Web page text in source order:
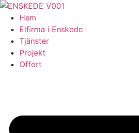
Skip
content
Hem
Elfirma i Enskede
Tjänster
Projekt
Offert